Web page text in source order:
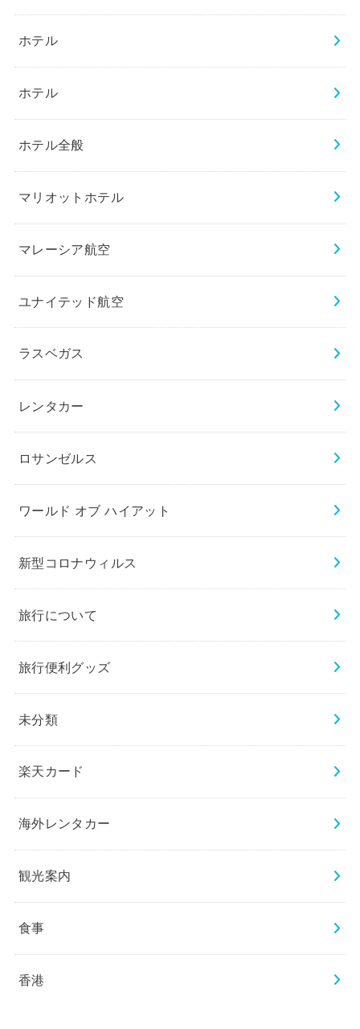
ホテル
ホテル
ホテル全般
マリオットホテル
マレーシア航空
ユナイテッド航空
ラスベガス
レンタカー
ロサンゼルス
ワールド オブ ハイアット
新型コロナウィルス
旅行について
旅行便利グッズ
未分類
楽天カード
海外レンタカー
観光案内
食事
香港